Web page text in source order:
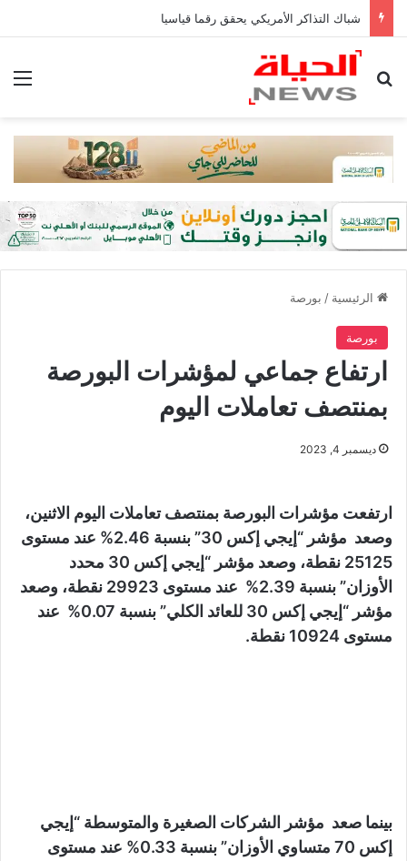
شباك التذاكر الأمريكي يحقق رقما قياسيا
بحث عن
الرئيسية / بورصة
بورصة
ارتفاع جماعي لمؤشرات البورصة
بمنتصف تعاملات اليوم
ديسمبر 4, 2023
ارتفعت مؤشرات البورصة بمنتصف تعاملات اليوم الاثنين،
وصعد مؤشر “إيجي إكس 30” بنسبة 2.46% عند مستوى
25125 نقطة، وصعد مؤشر “إيجي إكس 30 محدد
الأوزان” بنسبة 2.39% عند مستوى 29923 نقطة، وصعد
مؤشر “إيجي إكس 30 للعائد الكلي” بنسبة 0.07% عند
مستوى 10924 نقطة.
بينما صعد مؤشر الشركات الصغيرة والمتوسطة “إيجي
إكس 70 متساوي الأوزان” بنسبة 0.33% عند مستوى